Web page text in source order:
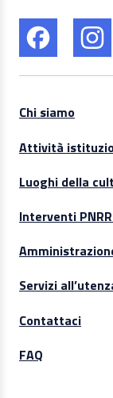
Chi siamo
Attività
Luoghi della
Interventi PNRR
Servizi
Contattaci
FAQ